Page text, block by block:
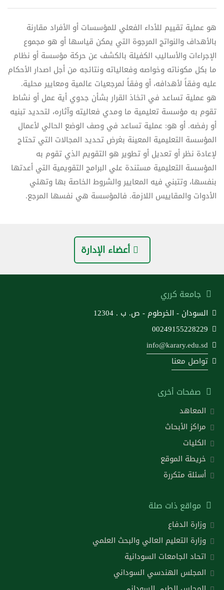
هو عملية تقييم للأداء الفعلي للمؤسسات أو الأفراد مقارنة
بالأهداف والنواتج المرجوة التي يمكن قياسها أو هو مجموع
الإجراءات والأساليب الكفيلة بالكشف عن حركة مؤسسة أو نظام
ما بكل مكوناته وخواصه وفعالياته ونتائجه من أجل اصدار الأحكام
عليه وفقاً لأهدافه، أو وفقاً لمرجعيات عالمية ومعايير محلية.
هو عملية تساعد في اتخاذ القرار بشأن جدوي أية عمل أو نشاط
تقوم به مؤسسة تعليمية ما ومدي فعاليته وآثاره، لتحديد تبنيه
أو رفضه. أو هو: عملية تساعد في وصف الوضع الحالي لأعمال
المؤسسة التعليمية المعينة بغرض تحديد المجالات التي تحتاج
لإعادة نظر أو تعديل أو تطوير هو التقويم الذي تقوم به
المؤسسة التعليمية مستندة علي البرامج التقويمية التي أعدتها
بنفسها، وتتبني فيه المعايير والشروط الخاصة بها وتهئي
الأدوات والمقاييس اللازمة. فالمؤسسة هي نفسها المرجع.
أعضاء الإدارة
جامعة كرري
السودان - الخرطوم - ص. ب . 12304
00249155228229
info@karary.edu.sd
تواصل معنا
صفحات أخرى
المعاهد
مراكز الأبحاث
الكليات
خريطة الموقع
أسئلة متكررة
مواقع ذات صلة
وزارة الدفاع
وزارة التعليم العالي والبحث العلمي
اتحاد الجامعات السودانية
المجلس الهندسي السوداني